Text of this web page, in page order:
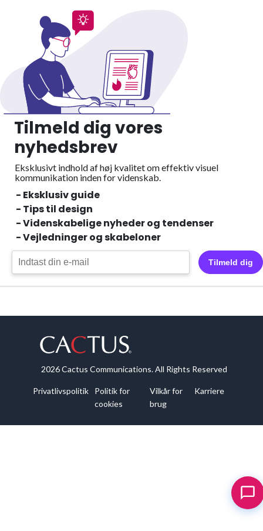
Tilmeld dig vores
nyhedsbrev
Eksklusivt indhold af høj kvalitet om effektiv visuel
kommunikation inden for videnskab.
- Eksklusiv guide
- Tips til design
- Videnskabelige nyheder og tendenser
- Vejledninger og skabeloner
Tilmeld dig
2026 Cactus Communications. All Rights Reserved
Privatlivspolitik
Politik for
cookies
Vilkår for
brug
Karriere